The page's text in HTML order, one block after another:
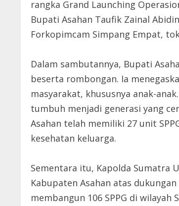
rangka Grand Launching
Bupati Asahan Taufik Zainal
Forkopimcam Simpang Empat,
Dalam sambutannya, Bupati
beserta rombongan. Ia
masyarakat, khususnya anak-
tumbuh menjadi generasi yang
Asahan telah memiliki 27 unit
kesehatan keluarga.
Sementara itu, Kapolda Sumatra
Kabupaten Asahan atas
membangun 106 SPPG di